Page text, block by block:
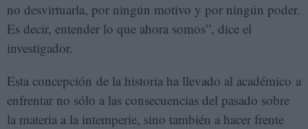
no desvirtuarla, por ningún motivo y por ningún poder.
Es decir, entender lo que ahora somos”, dice el
investigador.
Esta concepción de la historia ha llevado al académico a
enfrentar no sólo a las consecuencias del pasado sobre
la materia a la intemperie, sino también a hacer frente